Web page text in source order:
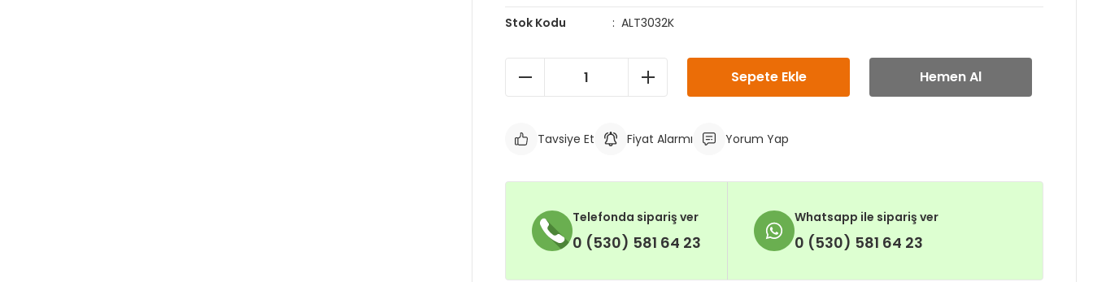
Stok Kodu
ALT3032K
Sepete Ekle Hemen Al
Tavsiye Et Fiyat Alarmı Yorum Yap
Telefonda sipariş ver
0 (530) 581 64 23
Whatsapp ile sipariş ver
0 (530) 581 64 23